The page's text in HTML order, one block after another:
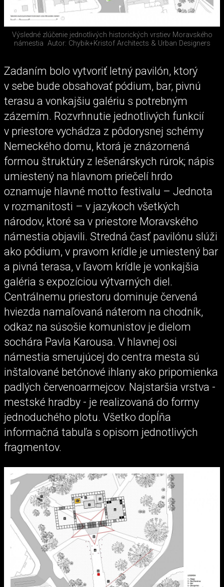
Výsledné zlúčenie jednotlivých historických vrstiev Moravského
námestia Autor: Chybik+Kristof Architects & Urban Designers
Zadaním bolo vytvoriť letný pavilón, ktorý
v sebe bude obsahovať pódium, bar, pivnú
terasu a vonkajšiu galériu s potrebným
zázemím. Rozvrhnutie jednotlivých funkcií
v priestore vychádza z pôdorysnej schémy
Nemeckého domu, ktorá je znázornená
formou štruktúry z lešenárskych rúrok; nápis
umiestený na hlavnom priečelí hrdo
oznamuje hlavné motto festivalu – Jednota
v rozmanitosti – v jazykoch všetkých
národov, ktoré sa v priestore Moravského
námestia objavili. Stredná časť pavilónu slúži
ako pódium, v pravom krídle je umiestený bar
a pivná terasa, v ľavom krídle je vonkajšia
galéria s expozíciou výtvarných diel.
Centrálnemu priestoru dominuje červená
hviezda namaľovaná náterom na chodník,
odkaz na súsošie komunistov je dielom
sochára Pavla Karousa. V hlavnej osi
námestia smerujúcej do centra mesta sú
inštalované betónové ihlany ako pripomienka
padlých červenoarmejcov. Najstaršia vrstva -
mestské hradby - je realizovaná do formy
jednoduchého plotu. Všetko dopĺňa
informačná tabuľa s opisom jednotlivých
fragmentov.